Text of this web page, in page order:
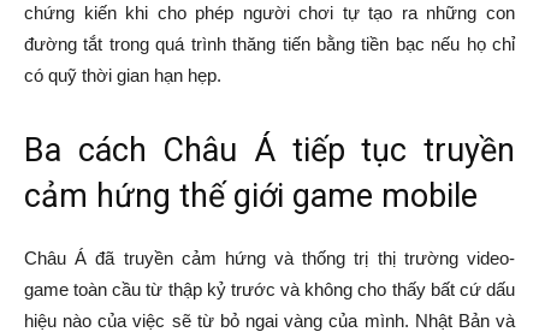
chứng kiến khi cho phép người chơi tự tạo ra những con
đường tắt trong quá trình thăng tiến bằng tiền bạc nếu họ chỉ
có quỹ thời gian hạn hẹp.
Ba cách Châu Á tiếp tục truyền
cảm hứng thế giới game mobile
Châu Á đã truyền cảm hứng và thống trị thị trường video-
game toàn cầu từ thập kỷ trước và không cho thấy bất cứ dấu
hiệu nào của việc sẽ từ bỏ ngai vàng của mình. Nhật Bản và